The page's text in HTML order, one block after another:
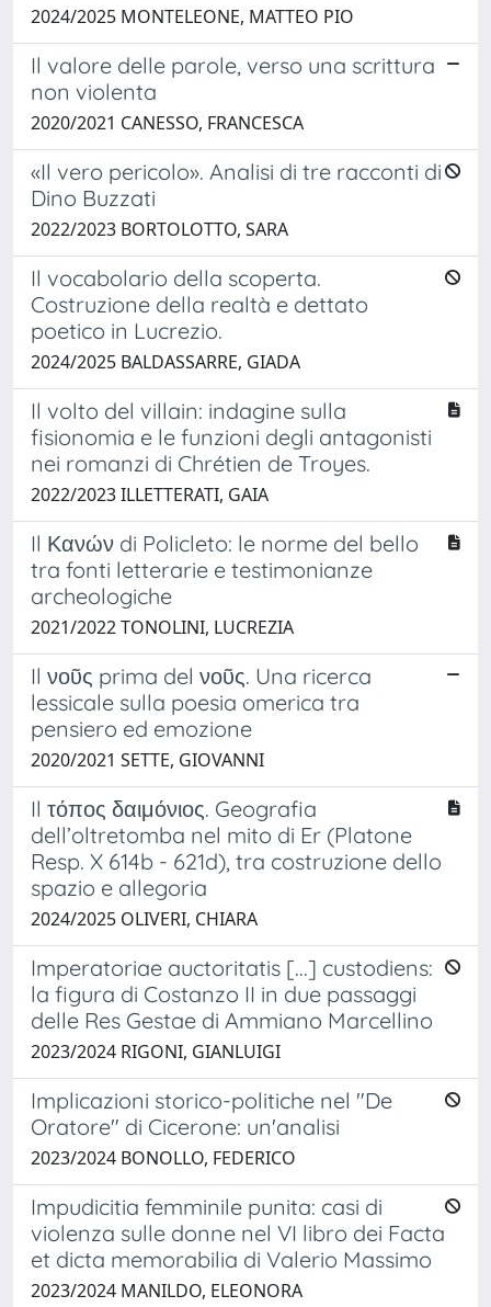
2024/2025 MONTELEONE, MATTEO PIO
Il valore delle parole, verso una scrittura
non violenta
2020/2021 CANESSO, FRANCESCA
«Il vero pericolo». Analisi di tre racconti di
Dino Buzzati
2022/2023 BORTOLOTTO, SARA
Il vocabolario della scoperta.
Costruzione della realtà e dettato
poetico in Lucrezio.
2024/2025 BALDASSARRE, GIADA
Il volto del villain: indagine sulla
fisionomia e le funzioni degli antagonisti
nei romanzi di Chrétien de Troyes.
2022/2023 ILLETTERATI, GAIA
Il Κανών di Policleto: le norme del bello
tra fonti letterarie e testimonianze
archeologiche
2021/2022 TONOLINI, LUCREZIA
Il νοῦς prima del νοῦς. Una ricerca
lessicale sulla poesia omerica tra
pensiero ed emozione
2020/2021 SETTE, GIOVANNI
Il τόπος δαιμόνιος. Geografia
dell’oltretomba nel mito di Er (Platone
Resp. X 614b - 621d), tra costruzione dello
spazio e allegoria
2024/2025 OLIVERI, CHIARA
Imperatoriae auctoritatis [...] custodiens:
la figura di Costanzo II in due passaggi
delle Res Gestae di Ammiano Marcellino
2023/2024 RIGONI, GIANLUIGI
Implicazioni storico-politiche nel "De
Oratore" di Cicerone: un'analisi
2023/2024 BONOLLO, FEDERICO
Impudicitia femminile punita: casi di
violenza sulle donne nel VI libro dei Facta
et dicta memorabilia di Valerio Massimo
2023/2024 MANILDO, ELEONORA